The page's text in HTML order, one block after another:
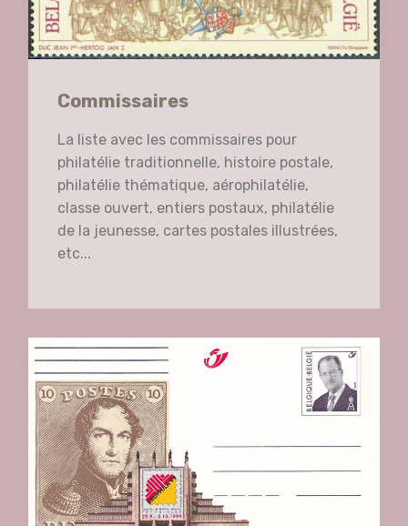
Commissaires
La liste avec les commissaires pour
philatélie traditionnelle, histoire postale,
philatélie thématique, aérophilatélie,
classe ouvert, entiers postaux, philatélie
de la jeunesse, cartes postales illustrées,
etc...